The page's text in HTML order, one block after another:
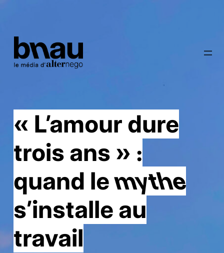
« L’amour dure
trois ans » :
quand lemythe
s’installe au
travail